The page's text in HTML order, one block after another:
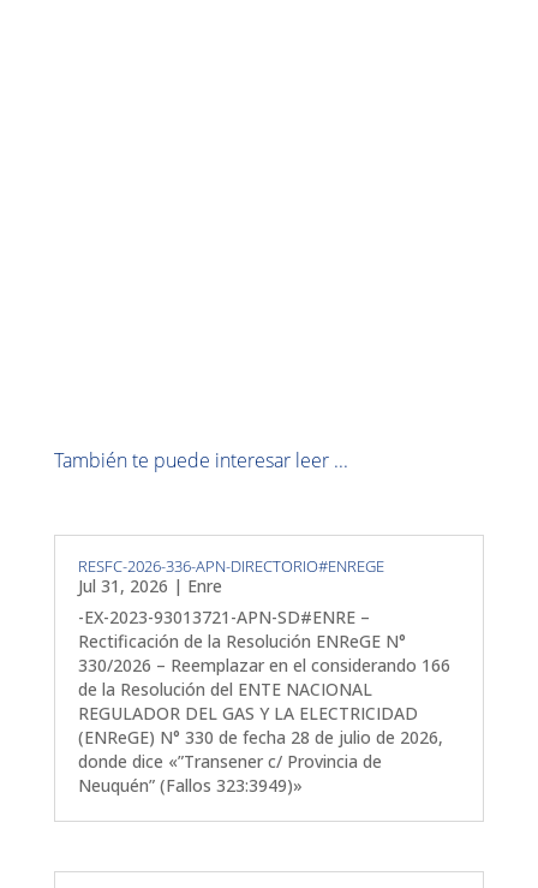
También te puede interesar leer ...
RESFC-2026-336-APN-DIRECTORIO#ENREGE
Jul 31, 2026 | Enre
-EX-2023-93013721-APN-SD#ENRE –
Rectificación de la Resolución ENReGE N°
330/2026 – Reemplazar en el considerando 166
de la Resolución del ENTE NACIONAL
REGULADOR DEL GAS Y LA ELECTRICIDAD
(ENReGE) N° 330 de fecha 28 de julio de 2026,
donde dice «”Transener c/ Provincia de
Neuquén” (Fallos 323:3949)»